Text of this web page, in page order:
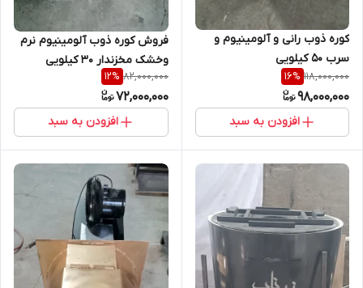
کوره ذوب رانی و آلومینیوم و
سرب ۵۰ کیلویی
118,000,000
16%
98,000,000
افزودن به سبد
فروش کوره ذوب آلومینیوم نرم
وخشک مخزندار ۳۰ کیلویی
82,000,000
12%
72,000,000
افزودن به سبد